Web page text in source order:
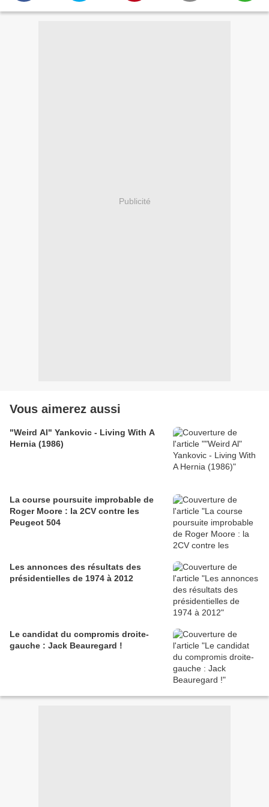
Publicité
Vous aimerez aussi
"Weird Al" Yankovic - Living With A
Hernia (1986)
La course poursuite improbable de
Roger Moore : la 2CV contre les
Peugeot 504
Les annonces des résultats des
présidentielles de 1974 à 2012
Le candidat du compromis droite-
gauche : Jack Beauregard !